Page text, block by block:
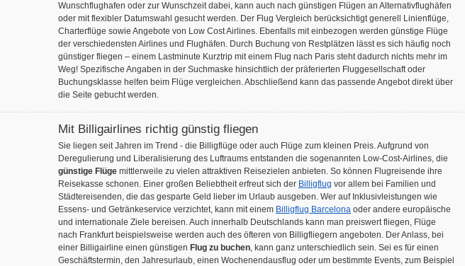
Wunschflughafen oder zur Wunschzeit dabei, kann auch nach günstigen Flügen an Alternativflughäfen
oder mit flexibler Datumswahl gesucht werden. Der Flug Vergleich berücksichtigt generell Linienflüge,
Charterflüge sowie Angebote von Low Cost Airlines. Ebenfalls mit einbezogen werden günstige Flüge
der verschiedensten Airlines und Flughäfen. Durch Buchung von Restplätzen lässt es sich häufig noch
günstiger fliegen – einem Lastminute Kurztrip mit einem Flug nach Paris steht dadurch nichts mehr im
Weg! Spezifische Angaben in der Suchmaske hinsichtlich der präferierten Fluggesellschaft oder
Buchungsklasse helfen beim Flüge vergleichen. Abschließend kann das passende Angebot direkt über
die Seite gebucht werden.
Mit Billigairlines richtig günstig fliegen
Sie liegen seit Jahren im Trend - die Billigflüge oder auch Flüge zum kleinen Preis. Aufgrund von
Deregulierung und Liberalisierung des Luftraums entstanden die sogenannten Low-Cost-Airlines, die
günstige Flüge mittlerweile zu vielen attraktiven Reisezielen anbieten. So können Flugreisende ihre
Reisekasse schonen. Einer großen Beliebtheit erfreut sich der Billigflug vor allem bei Familien und
Städtereisenden, die das gesparte Geld lieber im Urlaub ausgeben. Wer auf Inklusivleistungen wie
Essens- und Getränkeservice verzichtet, kann mit einem Billigflug Barcelona oder andere europäische
und internationale Ziele bereisen. Auch innerhalb Deutschlands kann man preiswert fliegen, Flüge
nach Frankfurt beispielsweise werden auch des öfteren von Billigfliegern angeboten. Der Anlass, bei
einer Billigairline einen günstigen Flug zu buchen, kann ganz unterschiedlich sein. Sei es für einen
Geschäftstermin, den Jahresurlaub, einen Wochenendausflug oder um bestimmte Events, zum Beispiel